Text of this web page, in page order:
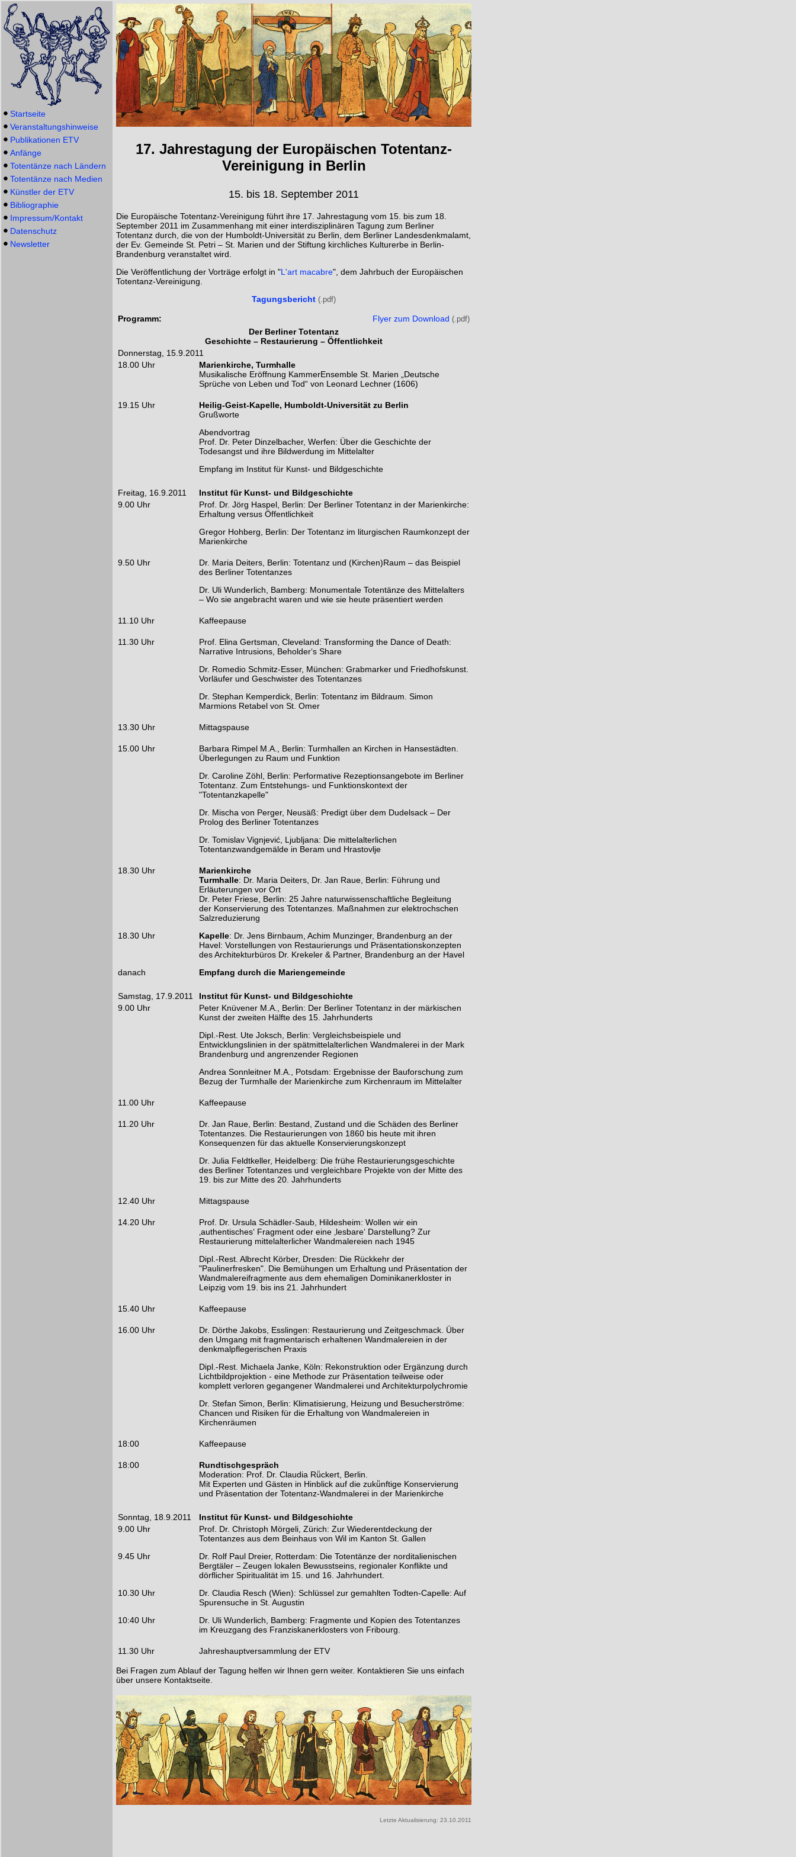
Startseite
Veranstaltungshinweise
Publikationen ETV
Anfänge
Totentänze nach Ländern
Totentänze nach Medien
Künstler der ETV
Bibliographie
Impressum/Kontakt
Datenschutz
Newsletter
17. Jahrestagung der Europäischen Totentanz-
Vereinigung in Berlin
15. bis 18. September 2011
Die Europäische Totentanz-Vereinigung führt ihre 17. Jahrestagung vom 15. bis zum 18.
September 2011 im Zusammenhang mit einer interdisziplinären Tagung zum Berliner
Totentanz durch, die von der Humboldt-Universität zu Berlin, dem Berliner Landesdenkmalamt,
der Ev. Gemeinde St. Petri – St. Marien und der Stiftung kirchliches Kulturerbe in Berlin-
Brandenburg veranstaltet wird.
Die Veröffentlichung der Vorträge erfolgt in "L'art macabre", dem Jahrbuch der Europäischen
Totentanz-Vereinigung.
Tagungsbericht
Programm:
Flyer zum Download
Der Berliner Totentanz
Geschichte – Restaurierung – Öffentlichkeit
Donnerstag, 15.9.2011
18.00 Uhr
Marienkirche, Turmhalle
Musikalische Eröffnung KammerEnsemble St. Marien „Deutsche
Sprüche von Leben und Tod“ von Leonard Lechner (1606)
19.15 Uhr
Heilig-Geist-Kapelle, Humboldt-Universität zu Berlin
Grußworte
Abendvortrag
Prof. Dr. Peter Dinzelbacher, Werfen: Über die Geschichte der
Todesangst und ihre Bildwerdung im Mittelalter
Empfang im Institut für Kunst- und Bildgeschichte
Freitag, 16.9.2011
Institut für Kunst- und Bildgeschichte
9.00 Uhr
Prof. Dr. Jörg Haspel, Berlin: Der Berliner Totentanz in der Marienkirche:
Erhaltung versus Öffentlichkeit
Gregor Hohberg, Berlin: Der Totentanz im liturgischen Raumkonzept der
Marienkirche
9.50 Uhr
Dr. Maria Deiters, Berlin: Totentanz und (Kirchen)Raum – das Beispiel
des Berliner Totentanzes
Dr. Uli Wunderlich, Bamberg: Monumentale Totentänze des Mittelalters
– Wo sie angebracht waren und wie sie heute präsentiert werden
11.10 Uhr Kaffeepause
11.30 Uhr
Prof. Elina Gertsman, Cleveland: Transforming the Dance of Death:
Narrative Intrusions, Beholder‘s Share
Dr. Romedio Schmitz-Esser, München: Grabmarker und Friedhofskunst.
Vorläufer und Geschwister des Totentanzes
Dr. Stephan Kemperdick, Berlin: Totentanz im Bildraum. Simon
Marmions Retabel von St. Omer
13.30 Uhr Mittagspause
15.00 Uhr
Barbara Rimpel M.A., Berlin: Turmhallen an Kirchen in Hansestädten.
Überlegungen zu Raum und Funktion
Dr. Caroline Zöhl, Berlin: Performative Rezeptionsangebote im Berliner
Totentanz. Zum Entstehungs- und Funktionskontext der
"Totentanzkapelle"
Dr. Mischa von Perger, Neusäß: Predigt über dem Dudelsack – Der
Prolog des Berliner Totentanzes
Dr. Tomislav Vignjević, Ljubljana: Die mittelalterlichen
Totentanzwandgemälde in Beram und Hrastovlje
18.30 Uhr
18.30 Uhr
danach
Marienkirche
Turmhalle: Dr. Maria Deiters, Dr. Jan Raue, Berlin: Führung und
Erläuterungen vor Ort
Dr. Peter Friese, Berlin: 25 Jahre naturwissenschaftliche Begleitung
der Konservierung des Totentanzes. Maßnahmen zur elektrochschen
Salzreduzierung
Kapelle: Dr. Jens Birnbaum, Achim Munzinger, Brandenburg an der
Havel: Vorstellungen von Restaurierungs und Präsentationskonzepten
des Architekturbüros Dr. Krekeler & Partner, Brandenburg an der Havel
Empfang durch die Mariengemeinde
Samstag, 17.9.2011
Institut für Kunst- und Bildgeschichte
9.00 Uhr
Peter Knüvener M.A., Berlin: Der Berliner Totentanz in der märkischen
Kunst der zweiten Hälfte des 15. Jahrhunderts
Dipl.-Rest. Ute Joksch, Berlin: Vergleichsbeispiele und
Entwicklungslinien in der spätmittelalterlichen Wandmalerei in der Mark
Brandenburg und angrenzender Regionen
Andrea Sonnleitner M.A., Potsdam: Ergebnisse der Bauforschung zum
Bezug der Turmhalle der Marienkirche zum Kirchenraum im Mittelalter
11.00 Uhr Kaffeepause
11.20 Uhr
Dr. Jan Raue, Berlin: Bestand, Zustand und die Schäden des Berliner
Totentanzes. Die Restaurierungen von 1860 bis heute mit ihren
Konsequenzen für das aktuelle Konservierungskonzept
Dr. Julia Feldtkeller, Heidelberg: Die frühe Restaurierungsgeschichte
des Berliner Totentanzes und vergleichbare Projekte von der Mitte des
19. bis zur Mitte des 20. Jahrhunderts
12.40 Uhr Mittagspause
14.20 Uhr
Prof. Dr. Ursula Schädler-Saub, Hildesheim: Wollen wir ein
‚authentisches‘ Fragment oder eine ‚lesbare‘ Darstellung? Zur
Restaurierung mittelalterlicher Wandmalereien nach 1945
Dipl.-Rest. Albrecht Körber, Dresden: Die Rückkehr der
"Paulinerfresken". Die Bemühungen um Erhaltung und Präsentation der
Wandmalereifragmente aus dem ehemaligen Dominikanerkloster in
Leipzig vom 19. bis ins 21. Jahrhundert
15.40 Uhr Kaffeepause
16.00 Uhr
Dr. Dörthe Jakobs, Esslingen: Restaurierung und Zeitgeschmack. Über
den Umgang mit fragmentarisch erhaltenen Wandmalereien in der
denkmalpflegerischen Praxis
Dipl.-Rest. Michaela Janke, Köln: Rekonstruktion oder Ergänzung durch
Lichtbildprojektion - eine Methode zur Präsentation teilweise oder
komplett verloren gegangener Wandmalerei und Architekturpolychromie
Dr. Stefan Simon, Berlin: Klimatisierung, Heizung und Besucherströme:
Chancen und Risiken für die Erhaltung von Wandmalereien in
Kirchenräumen
18:00 Kaffeepause
18:00
Rundtischgespräch
Moderation: Prof. Dr. Claudia Rü̈ckert, Berlin.
Mit Experten und Gästen in Hinblick auf die zukü̈nftige Konservierung
und Präsentation der Totentanz-Wandmalerei in der Marienkirche
Sonntag, 18.9.2011
Institut für Kunst- und Bildgeschichte
9.00 Uhr
9.45 Uhr
10.30 Uhr
10:40 Uhr
Prof. Dr. Christoph Mörgeli, Zürich: Zur Wiederentdeckung der
Totentanzes aus dem Beinhaus von Wil im Kanton St. Gallen
Dr. Rolf Paul Dreier, Rotterdam: Die Totentänze der norditalienischen
Bergtäler – Zeugen lokalen Bewusstseins, regionaler Konflikte und
dörflicher Spiritualität im 15. und 16. Jahrhundert.
Dr. Claudia Resch (Wien): Schlüssel zur gemahlten Todten-Capelle: Auf
Spurensuche in St. Augustin
Dr. Uli Wunderlich, Bamberg: Fragmente und Kopien des Totentanzes
im Kreuzgang des Franziskanerklosters von Fribourg.
11.30 Uhr Jahreshauptversammlung der ETV
Bei Fragen zum Ablauf der Tagung helfen wir Ihnen gern weiter. Kontaktieren Sie uns einfach
über unsere Kontaktseite.
Letzte Aktualisierung: 23.10.2011